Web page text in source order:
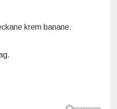
krem banane.